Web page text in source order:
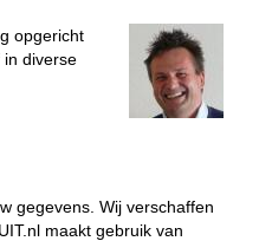
opgericht
in diverse
gegevens. Wij verschaffen
maakt gebruik van